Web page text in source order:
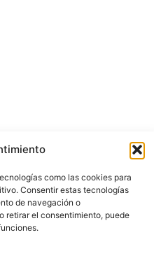
como las cookies para
Consentir estas tecnologías
de navegación o
retirar el consentimiento, puede